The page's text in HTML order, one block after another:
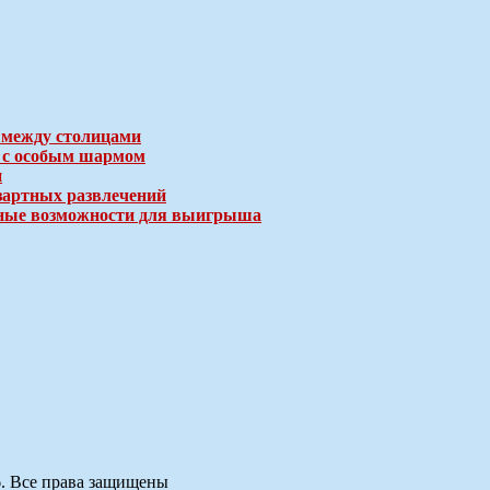
столицами
с особым шармом
развлечений
возможности для выигрыша
Все права защищены